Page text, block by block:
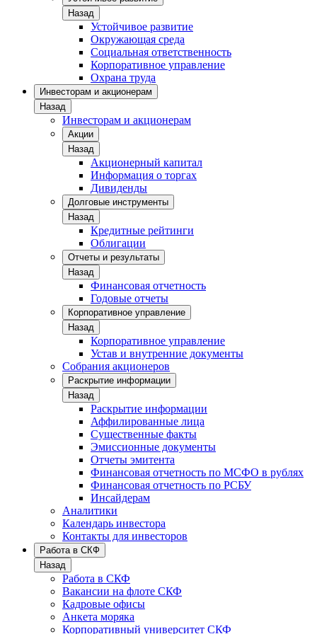
Назад
Устойчивое развитие
Окружающая среда
Социальная ответственность
Корпоративное управление
Охрана труда
Инвесторам и акционерам
Назад
Инвесторам и акционерам
Акции
Назад
Акционерный капитал
Информация о торгах
Дивиденды
Долговые инструменты
Назад
Кредитные рейтинги
Облигации
Отчеты и результаты
Назад
Финансовая отчетность
Годовые отчеты
Корпоративное управление
Назад
Корпоративное управление
Устав и внутренние документы
Собрания акционеров
Раскрытие информации
Назад
Раскрытие информации
Аффилированные лица
Существенные факты
Эмиссионные документы
Отчеты эмитента
Финансовая отчетность по МСФО в рублях
Финансовая отчетность по РСБУ
Инсайдерам
Аналитики
Календарь инвестора
Контакты для инвесторов
Работа в СКФ
Назад
Работа в СКФ
Вакансии на флоте СКФ
Кадровые офисы
Анкета моряка
Корпоративный университет СКФ